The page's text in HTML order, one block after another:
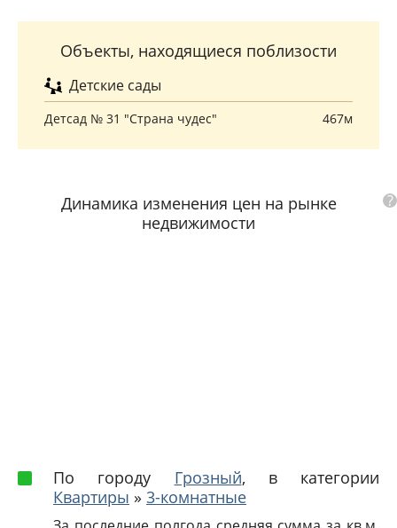
Объекты, находящиеся поблизости
Детские сады
Детсад № 31 "Страна чудес" 467м
Динамика изменения цен на рынке
недвижимости
?
По городу Грозный, в категории
Квартиры » 3-комнатные